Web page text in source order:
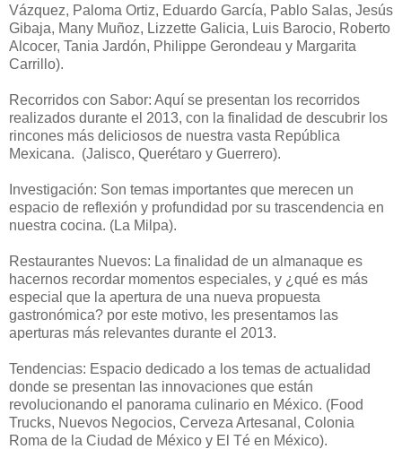
Vázquez, Paloma Ortiz, Eduardo García, Pablo Salas, Jesús
Gibaja, Many Muñoz, Lizzette Galicia, Luis Barocio, Roberto
Alcocer, Tania Jardón, Philippe Gerondeau y Margarita
Carrillo).
Recorridos con Sabor: Aquí se presentan los recorridos
realizados durante el 2013, con la finalidad de descubrir los
rincones más deliciosos de nuestra vasta República
Mexicana. (Jalisco, Querétaro y Guerrero).
Investigación: Son temas importantes que merecen un
espacio de reflexión y profundidad por su trascendencia en
nuestra cocina. (La Milpa).
Restaurantes Nuevos: La finalidad de un almanaque es
hacernos recordar momentos especiales, y ¿qué es más
especial que la apertura de una nueva propuesta
gastronómica? por este motivo, les presentamos las
aperturas más relevantes durante el 2013.
Tendencias: Espacio dedicado a los temas de actualidad
donde se presentan las innovaciones que están
revolucionando el panorama culinario en México. (Food
Trucks, Nuevos Negocios, Cerveza Artesanal, Colonia
Roma de la Ciudad de México y El Té en México).